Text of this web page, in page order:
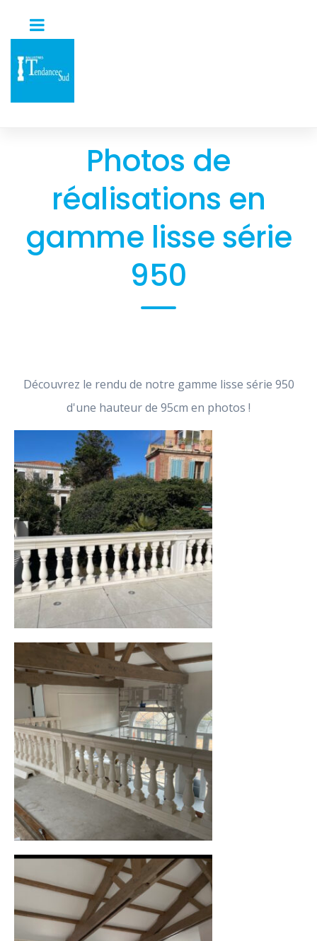
Photos de
réalisations en
gamme lisse série
950
Découvrez le rendu de notre gamme lisse série 950
d'une hauteur de 95cm en photos !